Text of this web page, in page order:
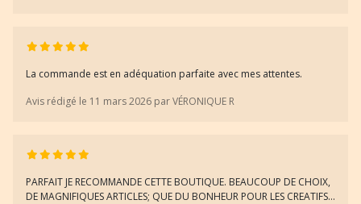
La commande est en adéquation parfaite avec mes attentes.
Avis rédigé le 11 mars 2026 par VÉRONIQUE R
PARFAIT JE RECOMMANDE CETTE BOUTIQUE. BEAUCOUP DE CHOIX,
DE MAGNIFIQUES ARTICLES; QUE DU BONHEUR POUR LES CREATIFS...